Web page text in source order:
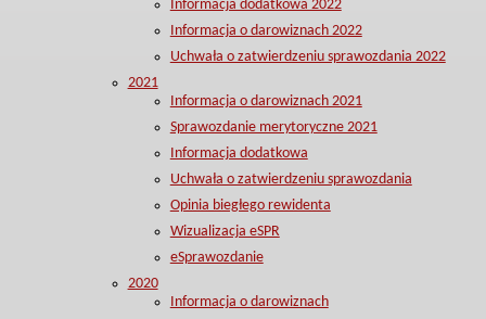
Informacja dodatkowa 2022
Informacja o darowiznach 2022
Uchwała o zatwierdzeniu sprawozdania 2022
2021
Informacja o darowiznach 2021
Sprawozdanie merytoryczne 2021
Informacja dodatkowa
Uchwała o zatwierdzeniu sprawozdania
Opinia biegłego rewidenta
Wizualizacja eSPR
eSprawozdanie
2020
Informacja o darowiznach